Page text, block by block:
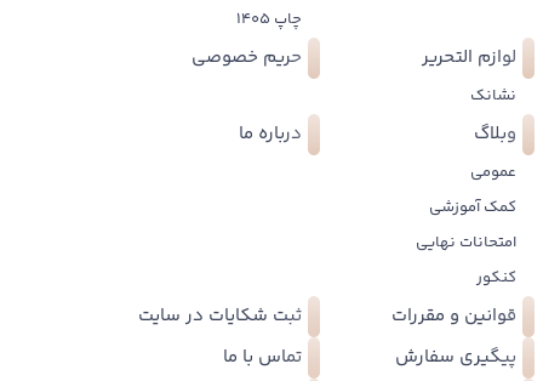
چاپ 1405
لوازم التحریر
نشانک
حریم خصوصی
وبلاگ
عمومی
کمک آموزشی
امتحانات نهایی
کنکور
درباره ما
قوانین و مقررات
ثبت شکایات در سایت
پیگیری سفارش
تماس با ما